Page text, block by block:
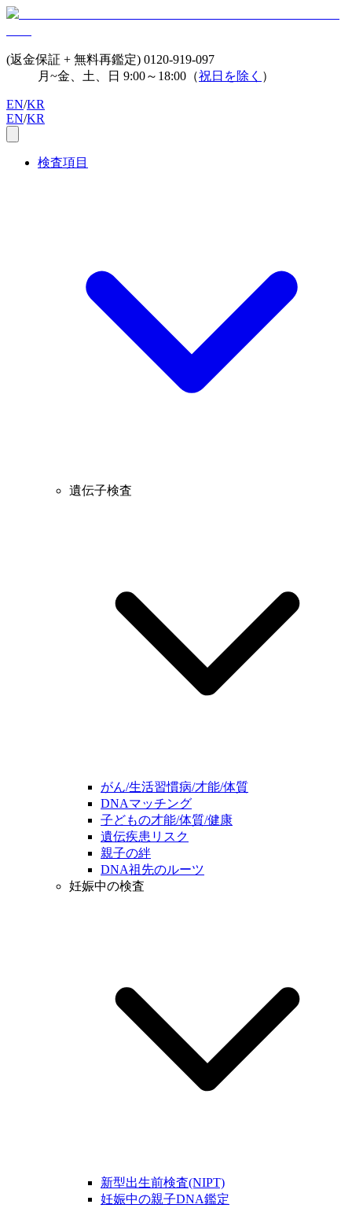
(返金保証 + 無料再鑑定) 0120-919-097
月~金、土、日 9:00～18:00（祝日を除く ）
EN/KR
EN/KR
検査項目
遺伝子検査
がん/生活習慣病/才能/体質
DNAマッチング
子どもの才能/体質/健康
遺伝疾患リスク
親子の絆
DNA祖先のルーツ
妊娠中の検査
新型出生前検査(NIPT)
妊娠中の親子DNA鑑定